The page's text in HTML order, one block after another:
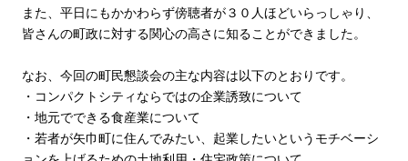
また、平日にもかかわらず傍聴者が３０人ほどいらっしゃり、
皆さんの町政に対する関心の高さに知ることができました。
なお、今回の町民懇談会の主な内容は以下のとおりです。
・コンパクトシティならではの企業誘致について
・地元でできる食産業について
・若者が矢巾町に住んでみたい、起業したいというモチベーシ